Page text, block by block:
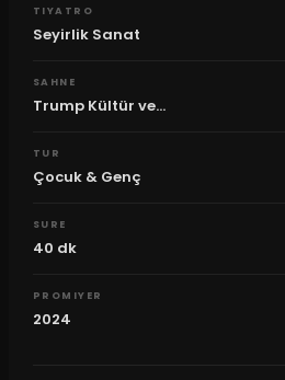
TIYATRO
Seyirlik Sanat
SAHNE
Trump Kültür ve...
TUR
Çocuk & Genç
SURE
40 dk
PROMIYER
2024